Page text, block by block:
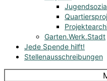
Garten.Werk.Stadt
Jede Spende hilft!
Stellenausschreibungen